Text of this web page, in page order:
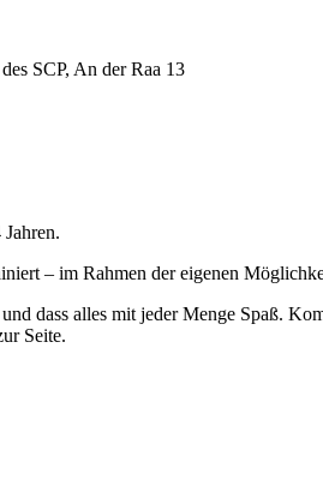
SCP, An der Raa 13
– im Rahmen der eigenen
dass alles mit jeder Menge Spaß.
Seite.